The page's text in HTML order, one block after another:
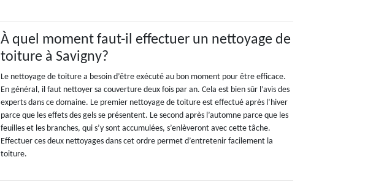
À quel moment faut-il effectuer un nettoyage de
toiture à Savigny?
Le nettoyage de toiture a besoin d’être exécuté au bon moment pour être efficace.
En général, il faut nettoyer sa couverture deux fois par an. Cela est bien sûr l’avis des
experts dans ce domaine. Le premier nettoyage de toiture est effectué après l’hiver
parce que les effets des gels se présentent. Le second après l’automne parce que les
feuilles et les branches, qui s’y sont accumulées, s’enlèveront avec cette tâche.
Effectuer ces deux nettoyages dans cet ordre permet d’entretenir facilement la
toiture.